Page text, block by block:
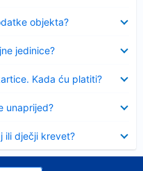
objekta?
jedinice?
Kada ću platiti?
unaprijed?
ili dječji krevet?